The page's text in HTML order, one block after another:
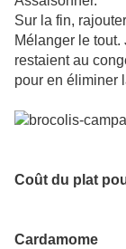
Sur la fin,
Mélanger le
restaient au
pour en éliminer
Coût du plat
Cardamome